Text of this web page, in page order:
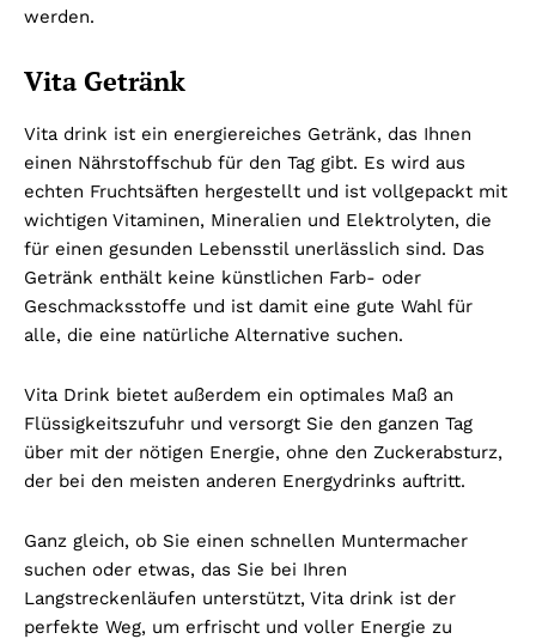
werden.
Vita Getränk
Vita drink ist ein energiereiches Getränk, das Ihnen
einen Nährstoffschub für den Tag gibt. Es wird aus
echten Fruchtsäften hergestellt und ist vollgepackt mit
wichtigen Vitaminen, Mineralien und Elektrolyten, die
für einen gesunden Lebensstil unerlässlich sind. Das
Getränk enthält keine künstlichen Farb- oder
Geschmacksstoffe und ist damit eine gute Wahl für
alle, die eine natürliche Alternative suchen.
Vita Drink bietet außerdem ein optimales Maß an
Flüssigkeitszufuhr und versorgt Sie den ganzen Tag
über mit der nötigen Energie, ohne den Zuckerabsturz,
der bei den meisten anderen Energydrinks auftritt.
Ganz gleich, ob Sie einen schnellen Muntermacher
suchen oder etwas, das Sie bei Ihren
Langstreckenläufen unterstützt, Vita drink ist der
perfekte Weg, um erfrischt und voller Energie zu